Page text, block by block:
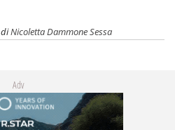
diNicoletta Dammone Sessa
Adv